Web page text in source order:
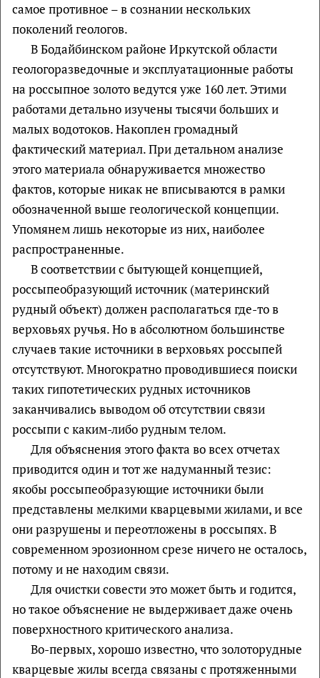
самое противное – в сознании нескольких
поколений геологов.
В Бодайбинском районе Иркутской области
геологоразведочные и эксплуатационные работы
на россыпное золото ведутся уже 160 лет. Этими
работами детально изучены тысячи больших и
малых водотоков. Накоплен громадный
фактический материал. При детальном анализе
этого материала обнаруживается множество
фактов, которые никак не вписываются в рамки
обозначенной выше геологической концепции.
Упомянем лишь некоторые из них, наиболее
распространенные.
В соответствии с бытующей концепцией,
россыпеобразующий источник (материнский
рудный объект) должен располагаться где-то в
верховьях ручья. Но в абсолютном большинстве
случаев такие источники в верховьях россыпей
отсутствуют. Многократно проводившиеся поиски
таких гипотетических рудных источников
заканчивались выводом об отсутствии связи
россыпи с каким-либо рудным телом.
Для объяснения этого факта во всех отчетах
приводится один и тот же надуманный тезис:
якобы россыпеобразующие источники были
представлены мелкими кварцевыми жилами, и все
они разрушены и переотложены в россыпях. В
современном эрозионном срезе ничего не осталось,
потому и не находим связи.
Для очистки совести это может быть и годится,
но такое объяснение не выдерживает даже очень
поверхностного критического анализа.
Во-первых, хорошо известно, что золоторудные
кварцевые жилы всегда связаны с протяженными